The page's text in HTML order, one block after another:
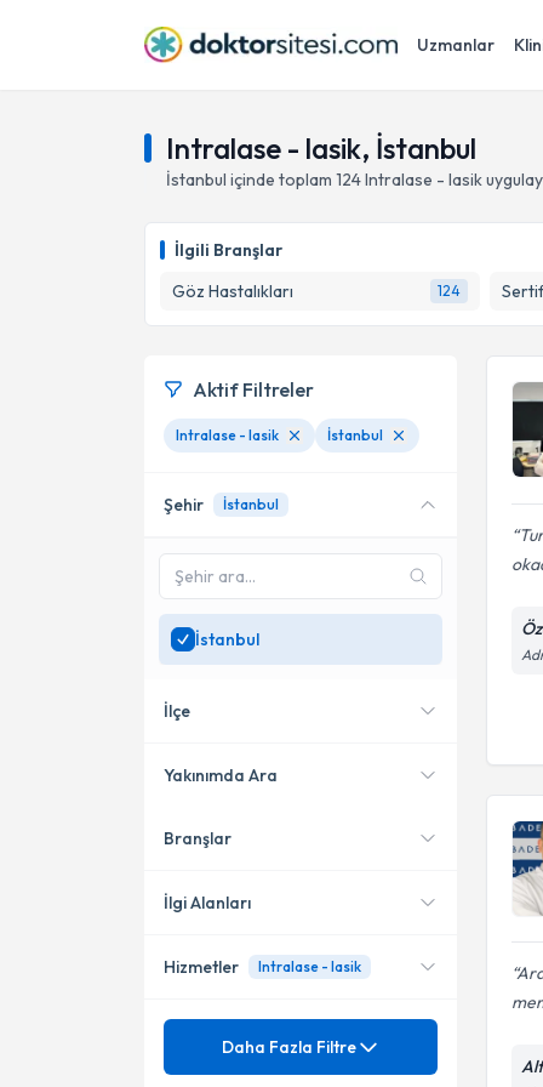
Uzmanlar
Intralase - lasik, İstanbul
İstanbul içinde toplam 124Intralase - lasik
İlgili Branşlar
Göz Hastalıkları
124
Aktif Filtreler
Intralase - lasik İstanbul
Şehir İstanbul
İstanbul
İlçe
Üsküdar
Kadıköy
Küçükçekmece
Yakınımda Ara
Konumuma yakın uzmanları
Branşlar
Göz Hastalıkları
Sertifikalı Medikal Estetik
İlgi Alanları
Katarakt
Hizmetler Intralase - lasik
Mezuniyet
Daha Fazla Filtre